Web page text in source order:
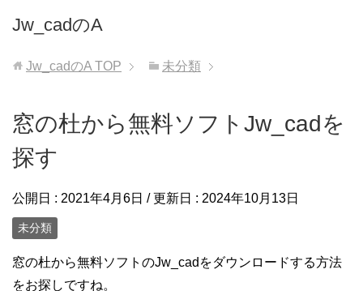
Jw_cadのA
Jw_cadのA TOP 未分類
窓の杜から無料ソフトJw_cadを
探す
公開日 : 2021年4月6日 / 更新日 : 2024年10月13日
未分類
窓の杜から無料ソフトのJw_cadをダウンロードする方法
をお探しですね。